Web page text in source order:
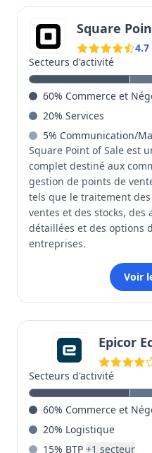
Square
4.7
Secteurs d'activité
60% Commerce et
20% Services
5% Communication/
Square Point of Sale est
complet destiné aux
gestion de points de
tels que le traitement
ventes et des stocks, des
détaillées et des options
entreprises.
Voir
Epicor
Secteurs d'activité
60% Commerce et
20% Logistique
15% BTP +1 secteur